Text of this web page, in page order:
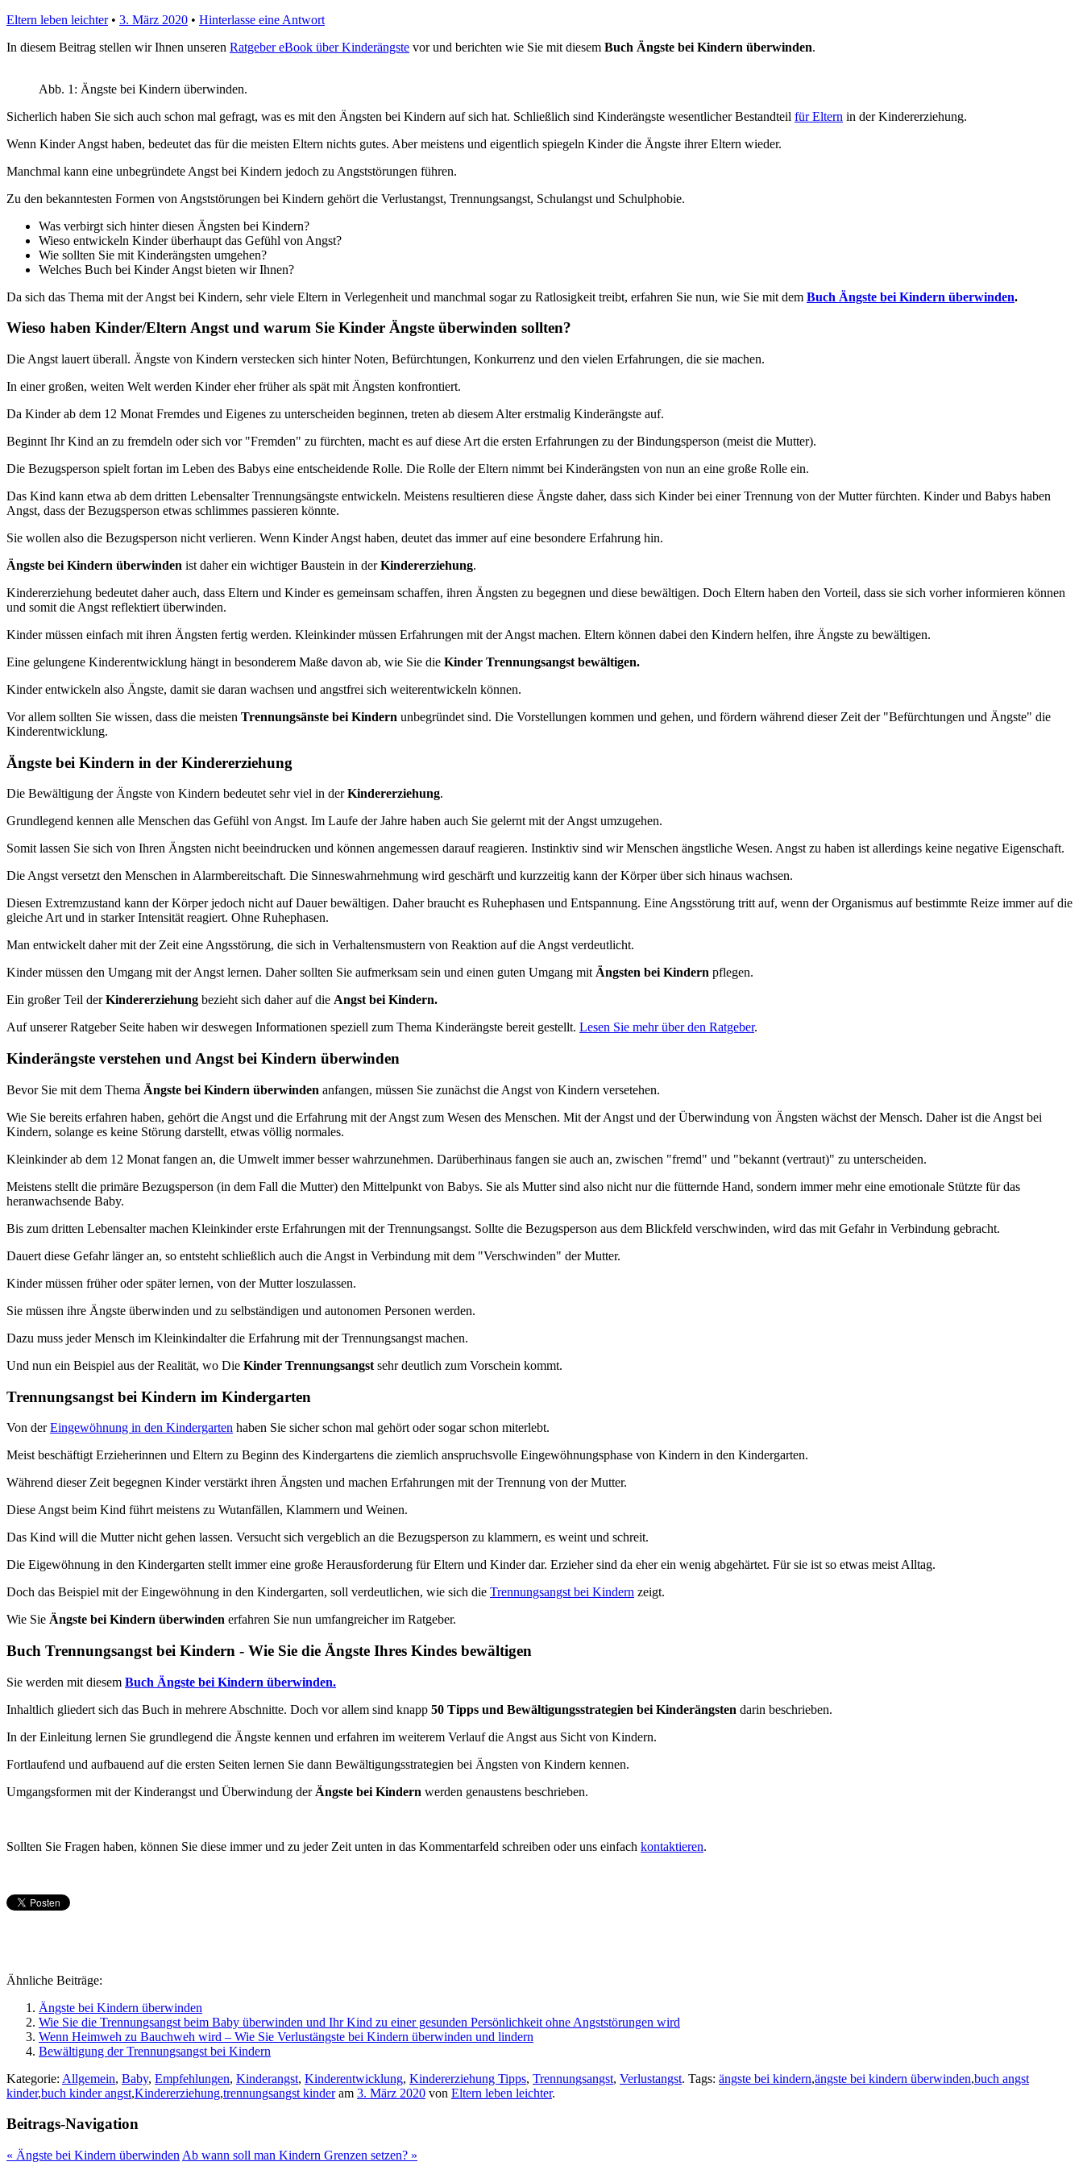
Eltern leben leichter • 3. März 2020 • Hinterlasse eine Antwort
In diesem Beitrag stellen wir Ihnen unseren Ratgeber eBook über Kinderängste vor und berichten wie Sie mit diesem Buch Ängste bei Kindern überwinden.
Abb. 1: Ängste bei Kindern überwinden.
Sicherlich haben Sie sich auch schon mal gefragt, was es mit den Ängsten bei Kindern auf sich hat. Schließlich sind Kinderängste wesentlicher Bestandteil für Eltern in der Kindererziehung.
Wenn Kinder Angst haben, bedeutet das für die meisten Eltern nichts gutes. Aber meistens und eigentlich spiegeln Kinder die Ängste ihrer Eltern wieder.
Manchmal kann eine unbegründete Angst bei Kindern jedoch zu Angststörungen führen.
Zu den bekanntesten Formen von Angststörungen bei Kindern gehört die Verlustangst, Trennungsangst, Schulangst und Schulphobie.
Was verbirgt sich hinter diesen Ängsten bei Kindern?
Wieso entwickeln Kinder überhaupt das Gefühl von Angst?
Wie sollten Sie mit Kinderängsten umgehen?
Welches Buch bei Kinder Angst bieten wir Ihnen?
Da sich das Thema mit der Angst bei Kindern, sehr viele Eltern in Verlegenheit und manchmal sogar zu Ratlosigkeit treibt, erfahren Sie nun, wie Sie mit dem Buch Ängste bei Kindern überwinden.
Wieso haben Kinder/Eltern Angst und warum Sie Kinder Ängste überwinden sollten?
Die Angst lauert überall. Ängste von Kindern verstecken sich hinter Noten, Befürchtungen, Konkurrenz und den vielen Erfahrungen, die sie machen.
In einer großen, weiten Welt werden Kinder eher früher als spät mit Ängsten konfrontiert.
Da Kinder ab dem 12 Monat Fremdes und Eigenes zu unterscheiden beginnen, treten ab diesem Alter erstmalig Kinderängste auf.
Beginnt Ihr Kind an zu fremdeln oder sich vor "Fremden" zu fürchten, macht es auf diese Art die ersten Erfahrungen zu der Bindungsperson (meist die Mutter).
Die Bezugsperson spielt fortan im Leben des Babys eine entscheidende Rolle. Die Rolle der Eltern nimmt bei Kinderängsten von nun an eine große Rolle ein.
Das Kind kann etwa ab dem dritten Lebensalter Trennungsängste entwickeln. Meistens resultieren diese Ängste daher, dass sich Kinder bei einer Trennung von der Mutter fürchten. Kinder und Babys haben
Angst, dass der Bezugsperson etwas schlimmes passieren könnte.
Sie wollen also die Bezugsperson nicht verlieren. Wenn Kinder Angst haben, deutet das immer auf eine besondere Erfahrung hin.
Ängste bei Kindern überwinden ist daher ein wichtiger Baustein in derKindererziehung.
Kindererziehung bedeutet daher auch, dass Eltern und Kinder es gemeinsam schaffen, ihren Ängsten zu begegnen und diese bewältigen. Doch Eltern haben den Vorteil, dass sie sich vorher informieren können
und somit die Angst reflektiert überwinden.
Kinder müssen einfach mit ihren Ängsten fertig werden. Kleinkinder müssen Erfahrungen mit der Angst machen. Eltern können dabei den Kindern helfen, ihre Ängste zu bewältigen.
Eine gelungene Kinderentwicklung hängt in besonderem Maße davon ab, wie Sie die Kinder Trennungsangst bewältigen.
Kinder entwickeln also Ängste, damit sie daran wachsen und angstfrei sich weiterentwickeln können.
Vor allem sollten Sie wissen, dass die meisten Trennungsänste bei Kindern unbegründet sind. Die Vorstellungen kommen und gehen, und fördern während dieser Zeit der "Befürchtungen und Ängste" die
Kinderentwicklung.
Ängste bei Kindern in der Kindererziehung
Die Bewältigung der Ängste von Kindern bedeutet sehr viel in derKindererziehung.
Grundlegend kennen alle Menschen das Gefühl von Angst. Im Laufe der Jahre haben auch Sie gelernt mit der Angst umzugehen.
Somit lassen Sie sich von Ihren Ängsten nicht beeindrucken und können angemessen darauf reagieren. Instinktiv sind wir Menschen ängstliche Wesen. Angst zu haben ist allerdings keine negative Eigenschaft.
Die Angst versetzt den Menschen in Alarmbereitschaft. Die Sinneswahrnehmung wird geschärft und kurzzeitig kann der Körper über sich hinaus wachsen.
Diesen Extremzustand kann der Körper jedoch nicht auf Dauer bewältigen. Daher braucht es Ruhephasen und Entspannung. Eine Angsstörung tritt auf, wenn der Organismus auf bestimmte Reize immer auf die
gleiche Art und in starker Intensität reagiert. Ohne Ruhephasen.
Man entwickelt daher mit der Zeit eine Angsstörung, die sich in Verhaltensmustern von Reaktion auf die Angst verdeutlicht.
Kinder müssen den Umgang mit der Angst lernen. Daher sollten Sie aufmerksam sein und einen guten Umgang mit Ängsten bei Kindern pflegen.
Ein großer Teil derKindererziehung bezieht sich daher auf die Angst bei Kindern.
Auf unserer Ratgeber Seite haben wir deswegen Informationen speziell zum Thema Kinderängste bereit gestellt. Lesen Sie mehr über den Ratgeber.
Kinderängste verstehen und Angst bei Kindern überwinden
Bevor Sie mit dem Thema Ängste bei Kindern überwinden anfangen, müssen Sie zunächst die Angst von Kindern versetehen.
Wie Sie bereits erfahren haben, gehört die Angst und die Erfahrung mit der Angst zum Wesen des Menschen. Mit der Angst und der Überwindung von Ängsten wächst der Mensch. Daher ist die Angst bei
Kindern, solange es keine Störung darstellt, etwas völlig normales.
Kleinkinder ab dem 12 Monat fangen an, die Umwelt immer besser wahrzunehmen. Darüberhinaus fangen sie auch an, zwischen "fremd" und "bekannt (vertraut)" zu unterscheiden.
Meistens stellt die primäre Bezugsperson (in dem Fall die Mutter) den Mittelpunkt von Babys. Sie als Mutter sind also nicht nur die fütternde Hand, sondern immer mehr eine emotionale Stützte für das
heranwachsende Baby.
Bis zum dritten Lebensalter machen Kleinkinder erste Erfahrungen mit der Trennungsangst. Sollte die Bezugsperson aus dem Blickfeld verschwinden, wird das mit Gefahr in Verbindung gebracht.
Dauert diese Gefahr länger an, so entsteht schließlich auch die Angst in Verbindung mit dem "Verschwinden" der Mutter.
Kinder müssen früher oder später lernen, von der Mutter loszulassen.
Sie müssen ihre Ängste überwinden und zu selbständigen und autonomen Personen werden.
Dazu muss jeder Mensch im Kleinkindalter die Erfahrung mit der Trennungsangst machen.
Und nun ein Beispiel aus der Realität, wo Die Kinder Trennungsangst sehr deutlich zum Vorschein kommt.
Trennungsangst bei Kindern im Kindergarten
Von derEingewöhnung in den Kindergarten haben Sie sicher schon mal gehört oder sogar schon miterlebt.
Meist beschäftigt Erzieherinnen und Eltern zu Beginn des Kindergartens die ziemlich anspruchsvolle Eingewöhnungsphase von Kindern in den Kindergarten.
Während dieser Zeit begegnen Kinder verstärkt ihren Ängsten und machen Erfahrungen mit der Trennung von der Mutter.
Diese Angst beim Kind führt meistens zu Wutanfällen, Klammern und Weinen.
Das Kind will die Mutter nicht gehen lassen. Versucht sich vergeblich an die Bezugsperson zu klammern, es weint und schreit.
Die Eigewöhnung in den Kindergarten stellt immer eine große Herausforderung für Eltern und Kinder dar. Erzieher sind da eher ein wenig abgehärtet. Für sie ist so etwas meist Alltag.
Doch das Beispiel mit der Eingewöhnung in den Kindergarten, soll verdeutlichen, wie sich die Trennungsangst bei Kindern zeigt.
Wie Sie Ängste bei Kindern überwinden erfahren Sie nun umfangreicher im Ratgeber.
Buch Trennungsangst bei Kindern - Wie Sie die Ängste Ihres Kindes bewältigen
Sie werden mit diesem Buch Ängste bei Kindern überwinden.
Inhaltlich gliedert sich das Buch in mehrere Abschnitte. Doch vor allem sind knapp 50 Tipps und Bewältigungsstrategien bei Kinderängsten darin beschrieben.
In der Einleitung lernen Sie grundlegend die Ängste kennen und erfahren im weiterem Verlauf die Angst aus Sicht von Kindern.
Fortlaufend und aufbauend auf die ersten Seiten lernen Sie dann Bewältigungsstrategien bei Ängsten von Kindern kennen.
Umgangsformen mit der Kinderangst und Überwindung der Ängste bei Kindern werden genaustens beschrieben.
Sollten Sie Fragen haben, können Sie diese immer und zu jeder Zeit unten in das Kommentarfeld schreiben oder uns einfach kontaktieren.
Ähnliche Beiträge:
Ängste bei Kindern überwinden
Wie Sie die Trennungsangst beim Baby überwinden und Ihr Kind zu einer gesunden Persönlichkeit ohne Angststörungen wird
Wenn Heimweh zu Bauchweh wird – Wie Sie Verlustängste bei Kindern überwinden und lindern
Bewältigung der Trennungsangst bei Kindern
Kategorie: Allgemein, Baby, Empfehlungen, Kinderangst, Kinderentwicklung, Kindererziehung Tipps, Trennungsangst, Verlustangst. Tags: ängste bei kindern,ängste bei kindern überwinden,buch angst
kinder,buch kinder angst,Kindererziehung,trennungsangst kinderam 3. März 2020 von Eltern leben leichter.
Beitrags-Navigation
« Ängste bei Kindern überwinden Ab wann soll man Kindern Grenzen setzen? »